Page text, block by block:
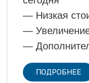
— Низкая
—
—
ПОДРОБНЕЕ